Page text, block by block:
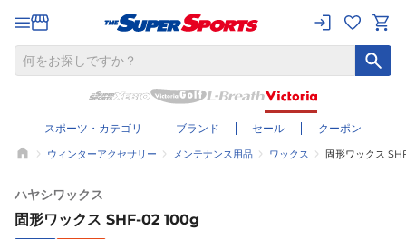
スポーツ・カテゴリ ブランド セール クーポン
ウィンターアクセサリー メンテナンス用品 ワックス 固形ワックス
ハヤシワックス
固形ワックス SHF-02 100g